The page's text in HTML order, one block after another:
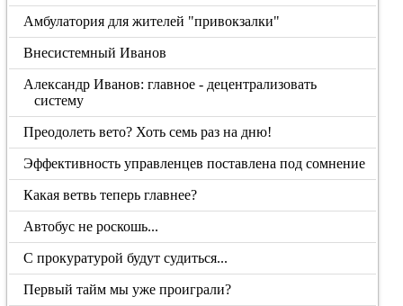
Амбулатория для жителей "привокзалки"
Внесистемный Иванов
Александр Иванов: главное - децентрализовать
систему
Преодолеть вето? Хоть семь раз на дню!
Эффективность управленцев поставлена под сомнение
Какая ветвь теперь главнее?
Автобус не роскошь...
С прокуратурой будут судиться...
Первый тайм мы уже проиграли?